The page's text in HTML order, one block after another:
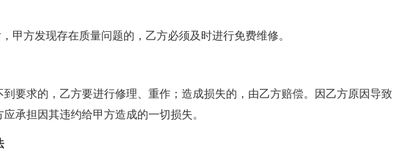
甲方发现存在质量问题的，乙方必须及时进行免费维修。
到要求的，乙方要进行修理、重作；造成损失的，由乙方赔偿。因乙方原因导致
承担因其违约给甲方造成的一切损失。